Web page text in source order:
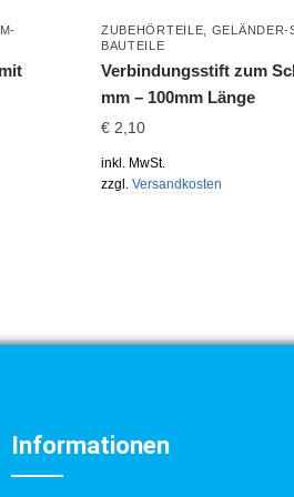
ZUBEHÖRTEILE
GELÄNDER-
BAUTEILE
Verbindungsstift zum
mm – 100mm Länge
€2,10
inkl. MwSt.
zzgl. Versandkosten
Informationen